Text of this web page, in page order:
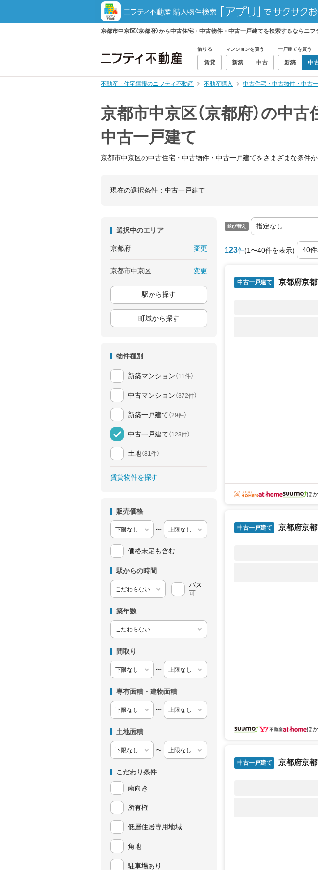
京都市中京区（京都府）から中古住宅・中古物件・中古一戸建てを検索するならニ
借りる
賃貸
マンションを買う
新築 中古
一戸建てを買う
新築 中
不動産・住宅情報のニフティ不動産 不動産購入 中古住宅・中古物件・中古
京都市中京区（京都府）の中古
中古一戸建て
京都市中京区の中古住宅・中古物件・中古一戸建てをさまざまな条件
現在の選択条件： 中古一戸建て
選択中のエリア
京都府 変更
京都市中京区 変更
駅から探す
町域から探す
物件種別
新築マンション （11件）
中古マンション （372件）
新築一戸建て （29件）
中古一戸建て （123件）
土地（81件）
賃貸物件を探す
販売価格
〜
価格未定も含む
駅からの時間
バス
可
築年数
間取り
〜
専有面積・建物面積
〜
土地面積
〜
こだわり条件
南向き
所有権
低層住居専用地域
角地
駐車場あり
並び替え
123件(1〜40件を表示)
中古一戸建て 京都府京
ほ
中古一戸建て 京都府京
ほ
中古一戸建て 京都府京